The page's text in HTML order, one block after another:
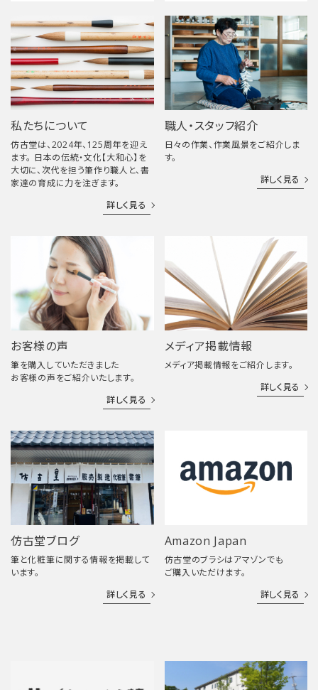
私たちについて
仿古堂は、2024年、125周年を迎え
ます。 日本の伝統・文化【大和心】を
大切に、次代を担う筆作り職人と、書
家達の育成に力を注ぎます。
詳しく見る
職人・スタッフ紹介
日々の作業、作業風景をご紹介しま
す。
詳しく見る
お客様の声
筆を購入していただきました
お客様の声をご紹介いたします。
詳しく見る
メディア掲載情報
メディア掲載情報をご紹介します。
詳しく見る
仿古堂ブログ
筆と化粧筆に関する情報を掲載して
います。
詳しく見る
Amazon Japan
仿古堂のブラシはアマゾンでも
ご購入いただけます。
詳しく見る